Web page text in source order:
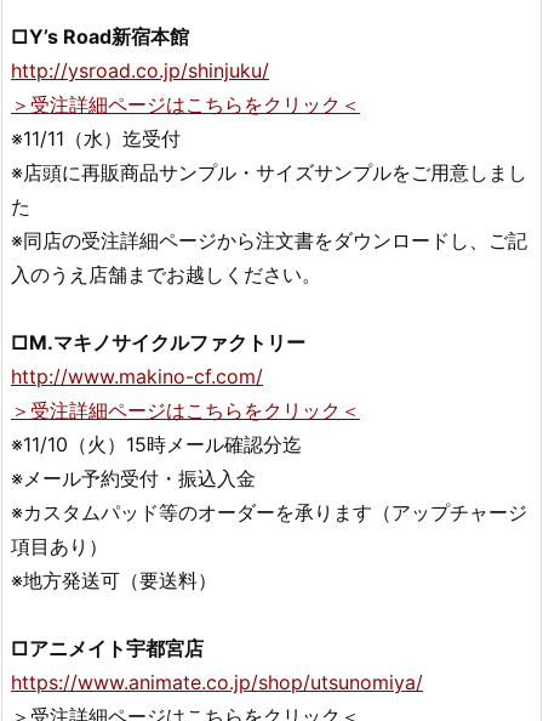
□Y’s Road新宿本館
http://ysroad.co.jp/shinjuku/
＞受注詳細ページはこちらをクリック＜
※11/11（水）迄受付
※店頭に再販商品サンプル・サイズサンプルをご用意しまし
た
※同店の受注詳細ページから注文書をダウンロードし、ご記
入のうえ店舗までお越しください。
□M.マキノサイクルファクトリー
http://www.makino-cf.com/
＞受注詳細ページはこちらをクリック＜
※11/10（火）15時メール確認分迄
※メール予約受付・振込入金
※カスタムパッド等のオーダーを承ります（アップチャージ
項目あり）
※地方発送可（要送料）
□アニメイト宇都宮店
https://www.animate.co.jp/shop/utsunomiya/